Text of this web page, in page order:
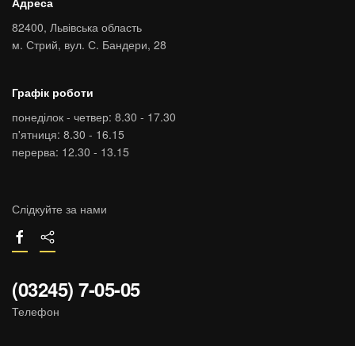
82400, Львівська область
м. Стрий, вул. С. Бандери, 28
Графік роботи
понеділок - четвер: 8.30 - 17.30
п'ятниця: 8.30 - 16.15
перерва: 12.30 - 13.15
Слідкуйте за нами
(03245) 7-05-05
Телефон